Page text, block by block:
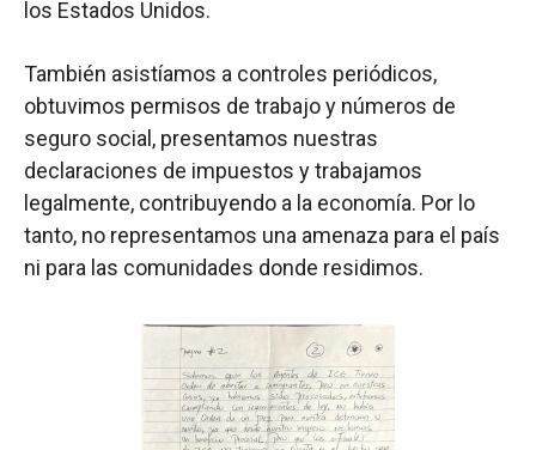
los Estados Unidos.
También asistíamos a controles periódicos,
obtuvimos permisos de trabajo y números de
seguro social, presentamos nuestras
declaraciones de impuestos y trabajamos
legalmente, contribuyendo a la economía. Por lo
tanto, no representamos una amenaza para el país
ni para las comunidades donde residimos.